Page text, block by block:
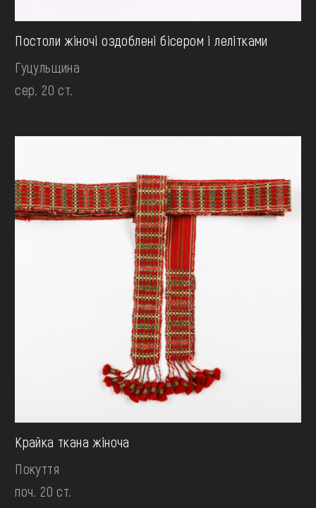
Постоли жіночі оздоблені бісером і лелітками
Гуцульщина
сер. 20 ст.
Крайка ткана жіноча
Покуття
поч. 20 ст.